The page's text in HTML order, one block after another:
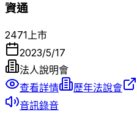
資通
2471 上市
2023/5/17
法人說明會
查看詳情
歷年法說會
音訊錄音